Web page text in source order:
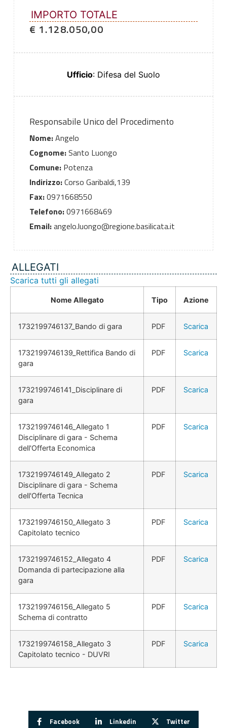
IMPORTO TOTALE
€ 1.128.050,00
Ufficio: Difesa del Suolo
Responsabile Unico del Procedimento
Nome:Angelo
Cognome:Santo Luongo
Comune:Potenza
Indirizzo:Corso Garibaldi,139
Fax:0971668550
Telefono:0971668469
Email:angelo.luongo@regione.basilicata.it
ALLEGATI
Scarica tutti gli allegati
Nome Allegato Tipo Azione
1732199746137_Bando di gara PDF Scarica
1732199746139_Rettifica Bando di
gara
PDF Scarica
1732199746141_Disciplinare di
gara
PDF Scarica
1732199746146_Allegato 1
Disciplinare di gara - Schema
dell'Offerta Economica
PDF Scarica
1732199746149_Allegato 2
Disciplinare di gara - Schema
dell'Offerta Tecnica
PDF Scarica
1732199746150_Allegato 3
Capitolato tecnico
PDF Scarica
1732199746152_Allegato 4
Domanda di partecipazione alla
gara
PDF Scarica
1732199746156_Allegato 5
Schema di contratto
PDF Scarica
1732199746158_Allegato 3
Capitolato tecnico - DUVRI
PDF Scarica
Facebook Linkedin Twitter